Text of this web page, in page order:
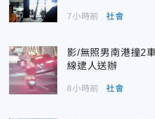
7小時前 社會
影/無照男南港撞2
線逮人送辦
8小時前 社會